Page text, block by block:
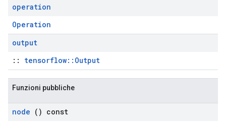
operation
Operation
output
:: tensorflow::Output
Funzioni pubbliche
node () const